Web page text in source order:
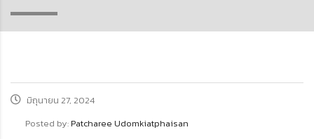
มิถุนายน 27, 2024
Posted by:Patcharee Udomkiatphaisan